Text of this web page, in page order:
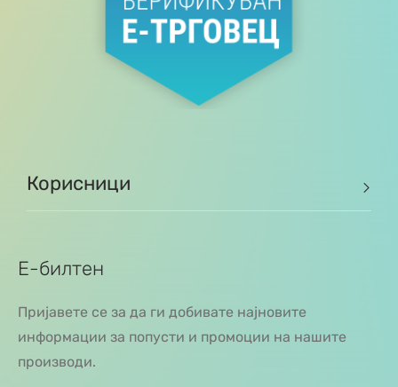
Корисници
Е-билтен
Пријавете се за да ги добивате најновите
информации за попусти и промоции на нашите
производи.